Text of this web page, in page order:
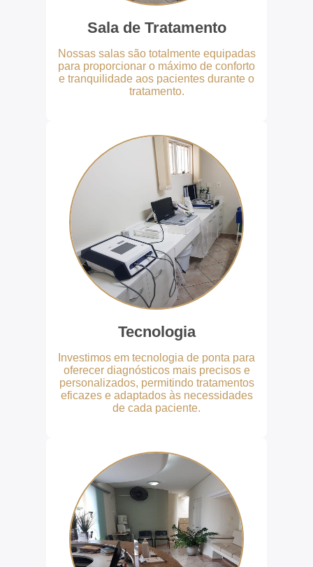
Sala de Tratamento
Nossas salas são totalmente equipadas
para proporcionar o máximo de conforto
e tranquilidade aos pacientes durante o
tratamento.
Tecnologia
Investimos em tecnologia de ponta para
oferecer diagnósticos mais precisos e
personalizados, permitindo tratamentos
eficazes e adaptados às necessidades
de cada paciente.